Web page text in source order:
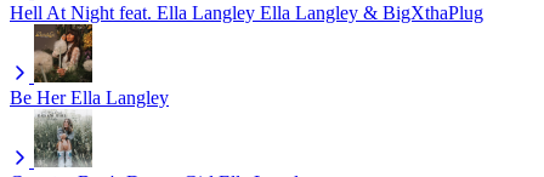
Hell At Night feat. Ella Langley Ella Langley & BigXthaPlug
Be Her Ella Langley